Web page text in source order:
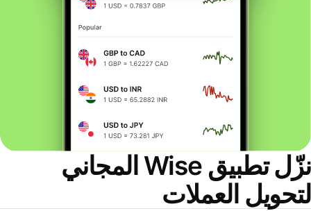
نزّل تطبيق Wise المجاني
العملات